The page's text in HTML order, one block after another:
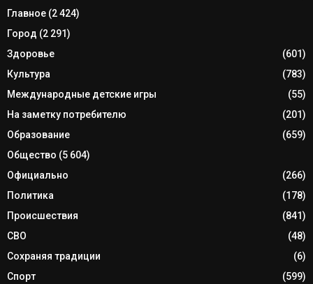
Главное (2 424)
Город (2 291)
Здоровье
(601)
Культура
(783)
Международные детские игры
(55)
На заметку потребителю
(201)
Образование
(659)
Общество (5 604)
Официально
(266)
Политика
(178)
Происшествия
(841)
СВО
(48)
Сохраняя традиции
(6)
Спорт
(599)